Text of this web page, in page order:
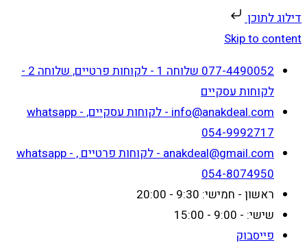
דילוג לתוכן
Skip to content
077-4490052 שלוחה 1 - לקוחות פרטיים, שלוחה 2 -
לקוחות עסקיים
info@anakdeal.com - לקוחות עסקיים, whatsapp -
054-9992717
anakdeal@gmail.com - לקוחות פרטיים , whatsapp -
054-8074950
ראשון - חמישי: 9:30 - 20:00
שישי: - 9:00 - 15:00
פייסבוק